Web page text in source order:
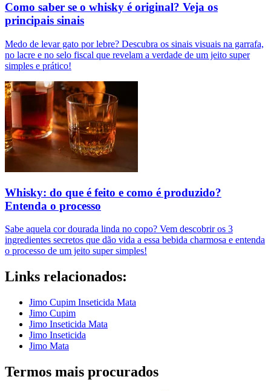
Como saber se o whisky é original? Veja os
principais sinais
Medo de levar gato por lebre? Descubra os sinais visuais na garrafa,
no lacre e no selo fiscal que revelam a verdade de um jeito super
simples e prático!
Whisky: do que é feito e como é produzido?
Entenda o processo
Sabe aquela cor dourada linda no copo? Vem descobrir os 3
ingredientes secretos que dão vida a essa bebida charmosa e entenda
o processo de um jeito super simples!
Links relacionados:
Jimo Cupim Inseticida Mata
Jimo Cupim
Jimo Inseticida Mata
Jimo Inseticida
Jimo Mata
Termos mais procurados